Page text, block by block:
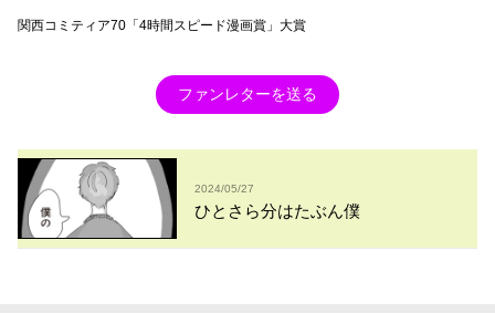
関西コミティア70「4時間スピード漫画賞」大賞
ファンレターを送る
2024/05/27
ひとさら分はたぶん僕